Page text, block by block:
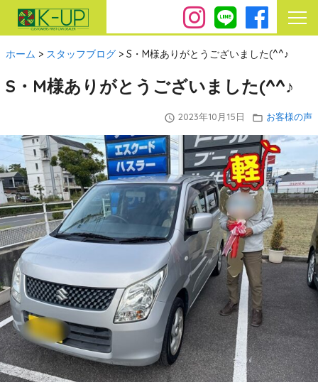
ホーム > スタッフブログ > S・M様ありがとうございました(^^♪
S・M様ありがとうございました(^^♪
query_builder 2023年10月15日 folder_open お客様の声